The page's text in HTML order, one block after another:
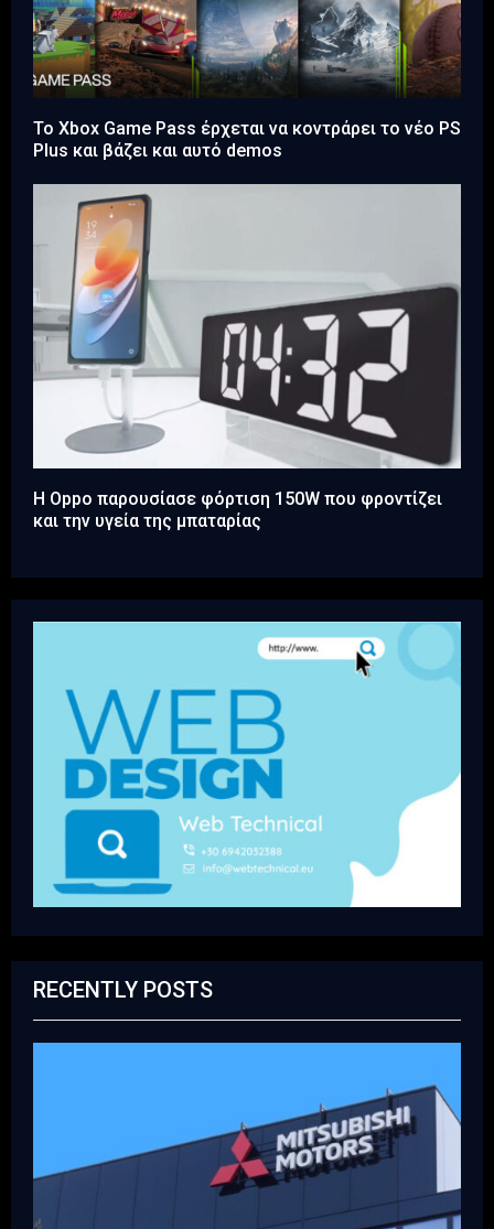
Το Xbox Game Pass έρχεται να κοντράρει το νέο PS
Plus και βάζει και αυτό demos
Η Oppo παρουσίασε φόρτιση 150W που φροντίζει
και την υγεία της μπαταρίας
RECENTLY POSTS